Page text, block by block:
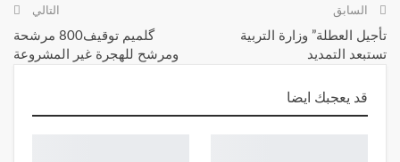
السابق
تأجيل العطلة” وزارة التربية
تستبعد التمديد
التالي
گلميم توقيف800 مرشحة
ومرشح للهجرة غير المشروعة
قد يعجبك ايضا